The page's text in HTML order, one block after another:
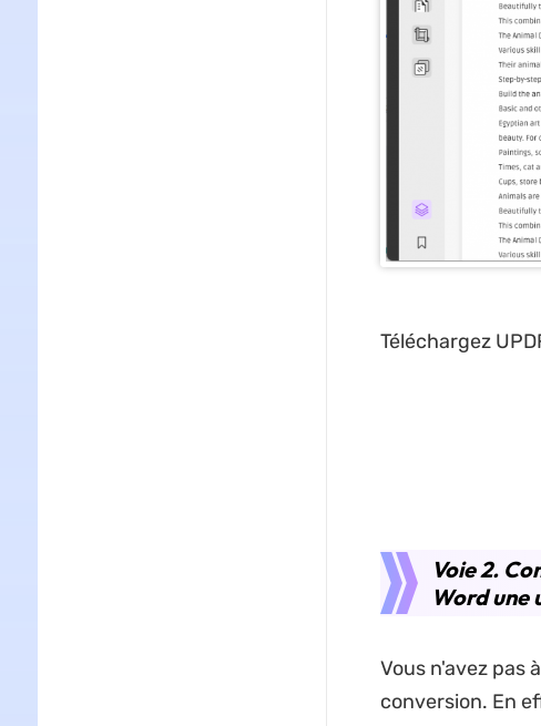
Téléchargez
Voie 2.
Word une
Vous n'avez pas
conversion. En